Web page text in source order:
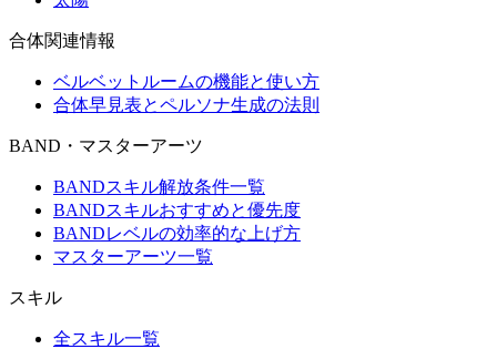
合体関連情報
ベルベットルームの機能と使い方
合体早見表とペルソナ生成の法則
BAND・マスターアーツ
BANDスキル解放条件一覧
BANDスキルおすすめと優先度
BANDレベルの効率的な上げ方
マスターアーツ一覧
スキル
全スキル一覧